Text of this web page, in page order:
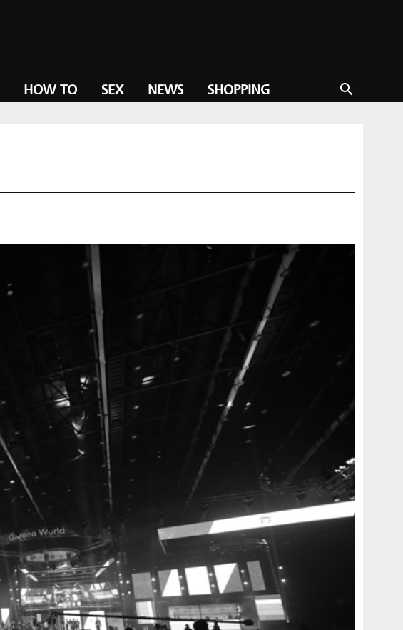
search
HOW TO SEX NEWS SHOPPING